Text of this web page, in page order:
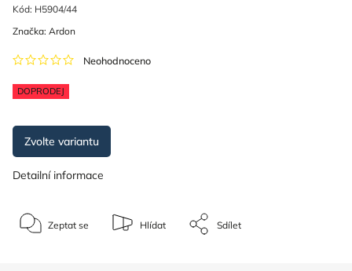
Kód: H5904/44
DOPRODEJ
Neohodnoceno
Značka: Ardon
Zvolte variantu
Detailní informace
Zeptat se Hlídat Sdílet